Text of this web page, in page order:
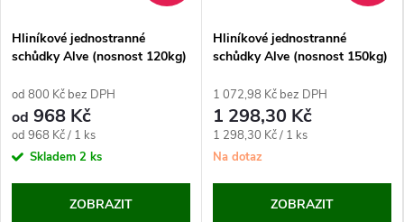
Hliníkové jednostranné
schůdky Alve (nosnost 120kg)
od 800 Kč bez DPH
od 968 Kč
Měrná
cena:
od 968 Kč / 1 ks
Skladem 2 ks
ZOBRAZIT
Hliníkové jednostranné
schůdky Alve (nosnost 150kg)
1 072,98 Kč bez DPH
1 298,30 Kč
Měrná
cena:
1 298,30 Kč / 1 ks
Na dotaz
ZOBRAZIT